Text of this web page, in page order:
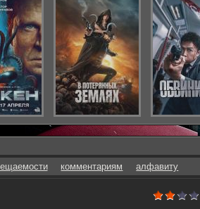
комментариям алфавиту